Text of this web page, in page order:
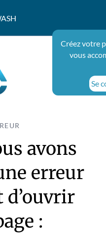
Créez votre
vous
Se
avons
erreur
d’ouvrir
: